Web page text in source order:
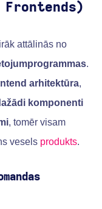
attālinās no
.
arhitektūra,
komponenti
, tomēr visam
vesels produkts.